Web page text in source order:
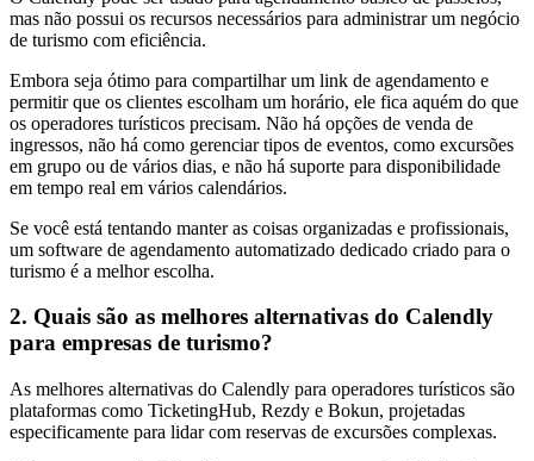
mas não possui os recursos necessários para administrar um negócio
de turismo com eficiência.
Embora seja ótimo para compartilhar um link de agendamento e
permitir que os clientes escolham um horário, ele fica aquém do que
os operadores turísticos precisam. Não há opções de venda de
ingressos, não há como gerenciar tipos de eventos, como excursões
em grupo ou de vários dias, e não há suporte para disponibilidade
em tempo real em vários calendários.
Se você está tentando manter as coisas organizadas e profissionais,
um software de agendamento automatizado dedicado criado para o
turismo é a melhor escolha.
2. Quais são as melhores alternativas do Calendly
para empresas de turismo?
As melhores alternativas do Calendly para operadores turísticos são
plataformas como TicketingHub, Rezdy e Bokun, projetadas
especificamente para lidar com reservas de excursões complexas.